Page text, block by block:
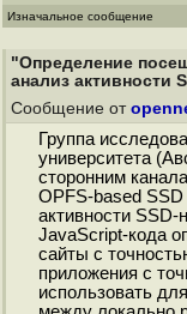
Изначальное сообщение
"Определение
анализ активности
Сообщение от
Группа
университета
сторонним
OPFS-based
активности SSD-
JavaScript-кода
сайты с
приложения с
использовать